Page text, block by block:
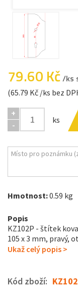
79.60 Kč/ks
(65.79 Kč /ks bez
+
-
ks
Hmotnost:0.59 kg
Popis
KZ102P - štítek
105 x 3 mm, pravý,
Ukaž celý popis >
Kód zboží: